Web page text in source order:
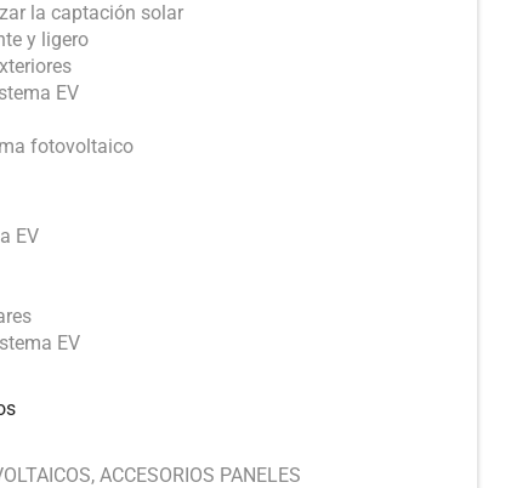
la captación solar
y ligero
EV
fotovoltaico
EV
EV
, ACCESORIOS PANELES